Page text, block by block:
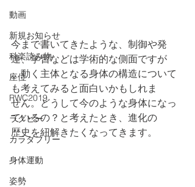
動画
新規お知らせ
科楽読み物
座位
RWC2019
ラグビー
カラダフリー
身体運動
姿勢
今まで書いてきたような、制御や発
達、学習などは学術的な側面ですが
、動く主体となる身体の構造について
も考えてみると面白いかもしれま
せん。どうして今のような身体になっ
ているの？と考えたとき、進化の
歴史を紐解きたくなってきます。